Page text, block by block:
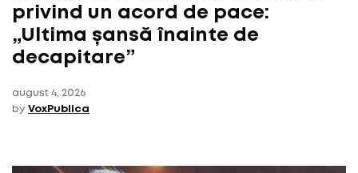
privind un acord de pace:
„Ultima șansă înainte de
decapitare”
august 4, 2026
by VoxPublica